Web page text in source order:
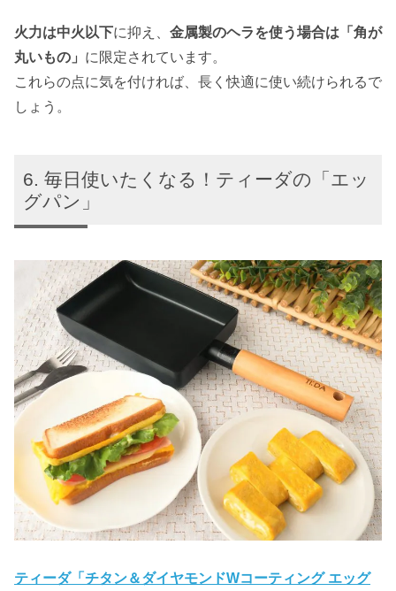
火力は中火以下に抑え、 金属製のヘラを使う場合は「角が
丸いもの」 に限定されています。
これらの点に気を付ければ、長く快適に使い続けられるで
しょう。
毎日使いたくなる！ティーダの「エッ
グパン」
ティーダ「チタン＆ダイヤモンドWコーティング エッグ